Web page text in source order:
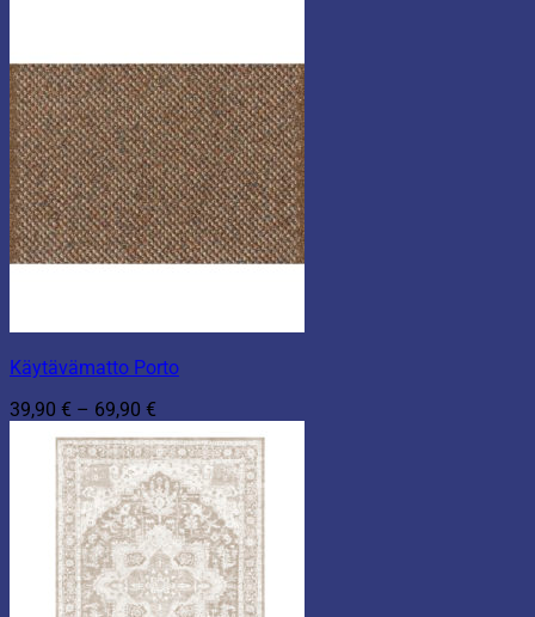
Käytävämatto Porto
39,90 € – 69,90 €
39,90 €
-
69,90 €